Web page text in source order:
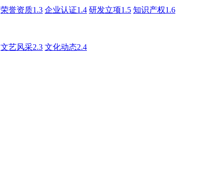
荣誉资质1.3 企业认证1.4 研发立项1.5 知识产权1.6
文艺风采2.3 文化动态2.4